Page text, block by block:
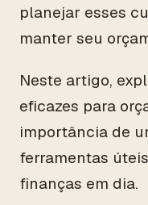
planejar esses
manter seu
Neste artigo,
eficazes para
importância de
ferramentas
finanças em dia.